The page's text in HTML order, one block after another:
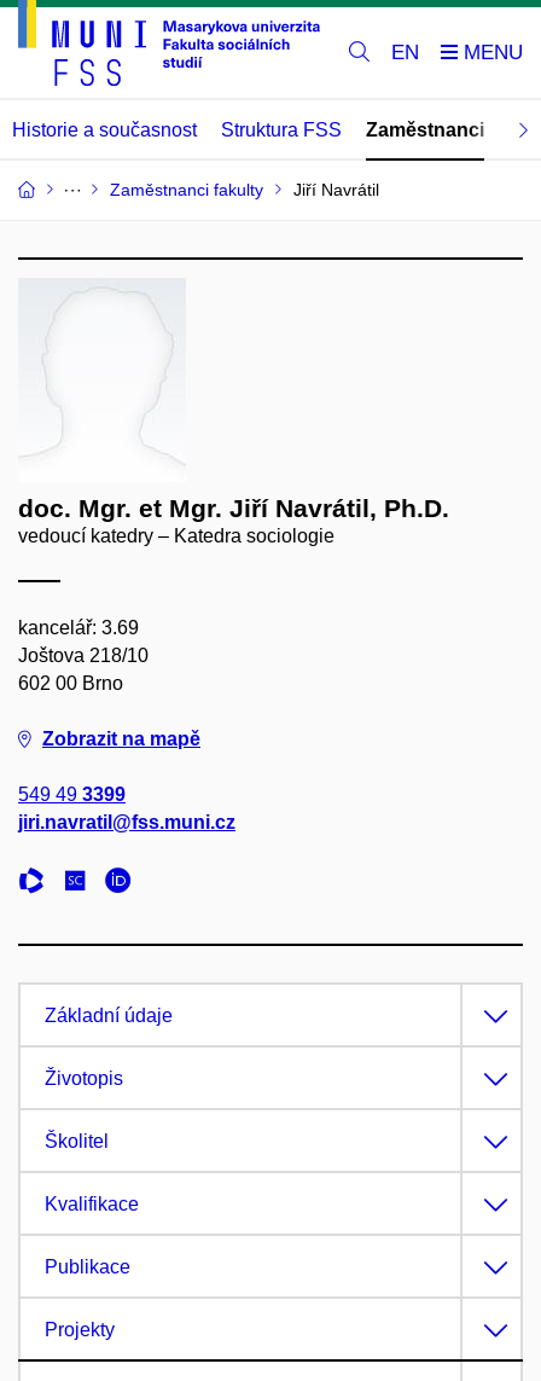
EN
Historie a současnost Struktura FSS Zaměstnanci
Zaměstnanci fakulty Jiří Navrátil
doc. Mgr. et Mgr. Jiří Navrátil, Ph.D.
vedoucí katedry – Katedra sociologie
kancelář: 3.69
Joštova 218/10
602 00 Brno
Zobrazit na mapě
549 49 3399
jiri.navratil@fss.muni.cz
Základní údaje
Životopis
Školitel
Kvalifikace
Publikace
Projekty